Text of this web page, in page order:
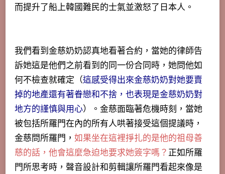
而提升了船上韓國難民的士氣並激怒了日本人。
我們看到金慈奶奶認真地看著合約，當她的律師告
訴她這是他們之前看到的同一份合同時，她問他如
何不檢查就確定（這感受得出來金慈奶奶對她要賣
掉的地產還有著眷戀和不捨，也表現是金慈奶奶對
地方的謹慎與用心）。金慈面臨著危機時刻，當她
被包括所羅門在內的所有人哄著接受這個提議時，
金慈問所羅門， 如果坐在這裡掙扎的是他的祖母善
慈的話，他會這麼急迫地要求她簽字嗎？正如所羅
門所思考時，聲音設計和剪輯讓所羅門看起來像是